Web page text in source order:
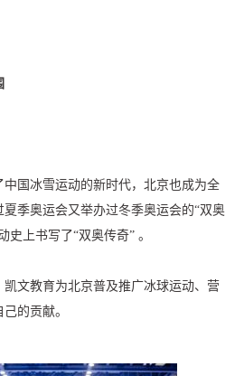
国冰雪运动的新时代，北京也成为全
季奥运会又举办过冬季奥运会的“双奥
史上书写了“双奥传奇” 。
文教育为北京普及推广冰球运动、营
的贡献。